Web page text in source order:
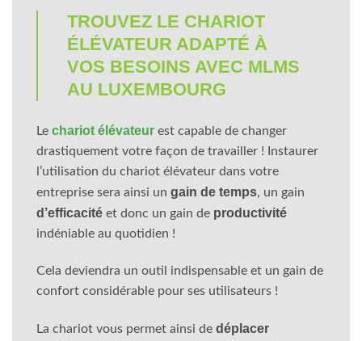
TROUVEZ LE CHARIOT
ÉLÉVATEUR ADAPTÉ À
VOS BESOINS AVEC MLMS
AU LUXEMBOURG
Le chariot élévateur est capable de changer
drastiquement votre façon de travailler ! Instaurer
l’utilisation du chariot élévateur dans votre
entreprise sera ainsi un gain de temps, un gain
d’efficacité et donc un gain de productivité
indéniable au quotidien !
Cela deviendra un outil indispensable et un gain de
confort considérable pour ses utilisateurs !
La chariot vous permet ainsi de déplacer